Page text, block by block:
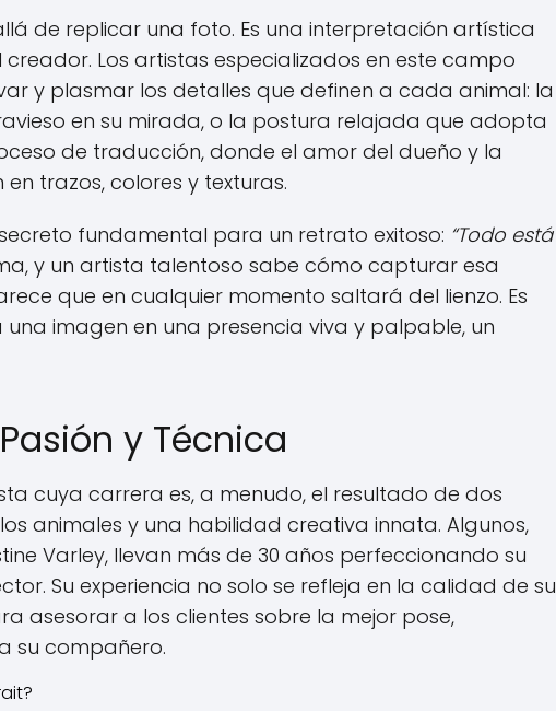
de replicar una foto. Es una interpretación artística
Los artistas especializados en este campo
y plasmar los detalles que definen a cada animal: la
en su mirada, o la postura relajada que adopta
de traducción, donde el amor del dueño y la
trazos, colores y texturas.
fundamental para un retrato exitoso: “Todo está
y un artista talentoso sabe cómo capturar esa
que en cualquier momento saltará del lienzo. Es
imagen en una presencia viva y palpable, un
y Técnica
cuya carrera es, a menudo, el resultado de dos
animales y una habilidad creativa innata. Algunos,
Varley, llevan más de 30 años perfeccionando su
Su experiencia no solo se refleja en la calidad de su
asesorar a los clientes sobre la mejor pose,
su compañero.